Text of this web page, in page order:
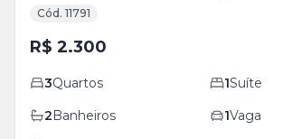
Cód. 11791
R$ 2.300
3Quartos 1Suíte
2Banheiros 1Vaga